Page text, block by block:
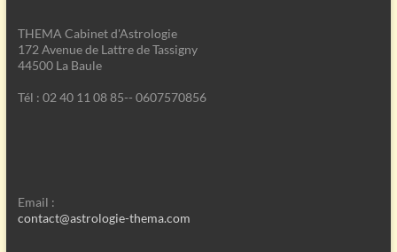
THEMA Cabinet d'Astrologie
172 Avenue de Lattre de Tassigny
44500 La Baule
Tél : 02 40 11 08 85-- 0607570856
Email :
contact@astrologie-thema.com